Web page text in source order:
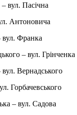
вул. Пасічна
Антоновича
вул. Франка
– вул. Грінченка
Вернадського
Горбачевського
– вул. Садова